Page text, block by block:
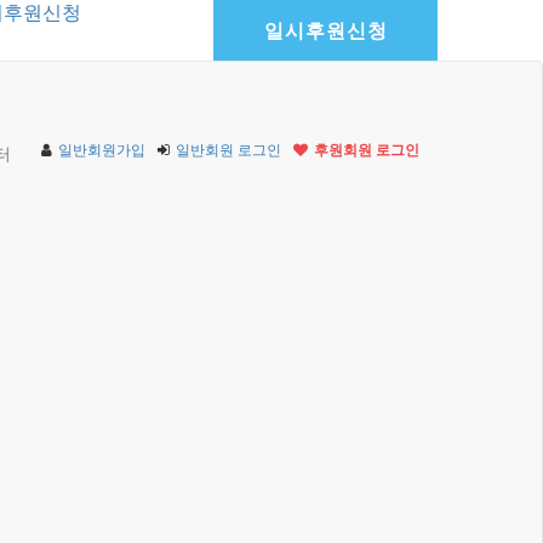
원신청
일시후원신청
일반회원가입 일반회원 로그인 후원회원 로그인